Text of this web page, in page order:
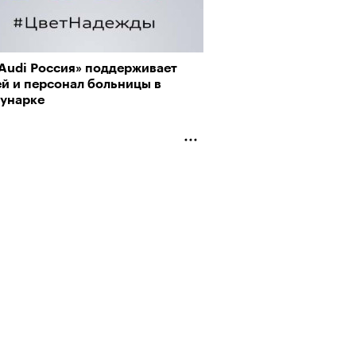
Россия» поддерживает
и персонал больницы в